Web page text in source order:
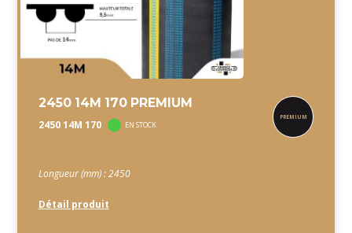
2450 14M 170 PREMIUM
2450 14M 170 EN STOCK
Longueur (mm) : 2450
Détail produit